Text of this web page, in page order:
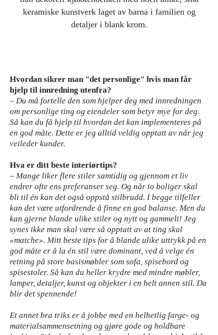
keramiske kunstverk laget av barna i familien og
detaljer i blank krom.
Hvordan sikrer man "det personlige" hvis man får
hjelp til innredning utenfra?
– Du må fortelle den som hjelper deg med innredningen
om personlige ting og eiendeler som betyr mye for deg.
Så kan du få hjelp til hvordan det kan implementeres på
en god måte. Dette er jeg alltid veldig opptatt av når jeg
veileder kunder.
Hva er ditt beste interiørtips?
– Mange liker flere stiler samtidig og gjennom et liv
endrer ofte ens preferanser seg. Og når to boliger skal
bli til én kan det også oppstå stilbrudd. I begge tilfeller
kan det være utfordrende å finne en god balanse. Men du
kan gjerne blande ulike stiler og nytt og gammelt! Jeg
synes ikke man skal være så opptatt av at ting skal
«matche». Mitt beste tips for å blande ulike uttrykk på en
god måte er å la én stil være dominant, ved å velge én
retning på store basismøbler som sofa, spisebord og
spisestoler. Så kan du heller krydre med mindre møbler,
lamper, detaljer, kunst og objekter i en helt annen stil. Da
blir det spennende!
Et annet bra triks er å jobbe med en helhetlig farge- og
materialsammensetning og gjøre gode og holdbare